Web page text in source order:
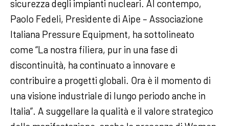
sicurezza degli impianti nucleari. Al contempo,
Paolo Fedeli, Presidente di Aipe – Associazione
Italiana Pressure Equipment, ha sottolineato
come “La nostra filiera, pur in una fase di
discontinuità, ha continuato a innovare e
contribuire a progetti globali. Ora è il momento di
una visione industriale di lungo periodo anche in
Italia”. A suggellare la qualità e il valore strategico